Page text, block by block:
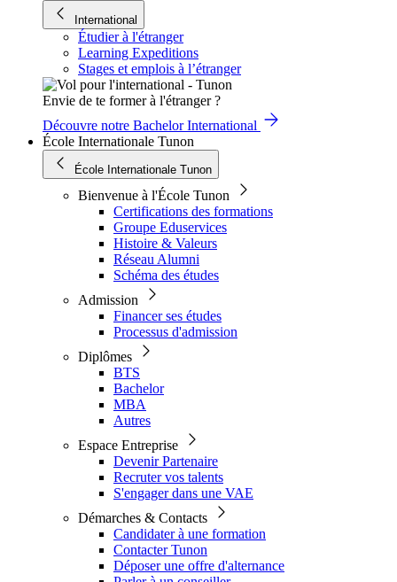
International
Étudier à l'étranger
Learning Expeditions
Stages et emplois à l’étranger
Envie de te former à l'étranger ?
Découvre notre Bachelor International
École Internationale Tunon
École Internationale Tunon
Bienvenue à l'École Tunon
Certifications des formations
Groupe Eduservices
Histoire & Valeurs
Réseau Alumni
Schéma des études
Admission
Financer ses études
Processus d'admission
Diplômes
BTS
Bachelor
MBA
Autres
Espace Entreprise
Devenir Partenaire
Recruter vos talents
S'engager dans une VAE
Démarches & Contacts
Candidater à une formation
Contacter Tunon
Déposer une offre d'alternance